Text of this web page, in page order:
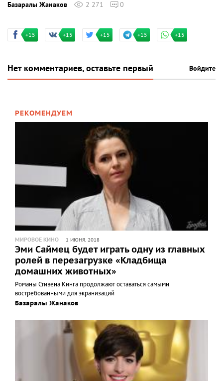
Базаралы Жанаков
2 271 0
+15 +15 +15 +15 +15
Нет комментариев, оставьте первый Войдите
РЕКОМЕНДУЕМ
МИРОВОЕ КИНО 1 ИЮНЯ, 2018
Эми Саймец будет играть одну из главных
ролей в перезагрузке «Кладбища
домашних животных»
Романы Стивена Кинга продолжают оставаться самыми
востребованными для экранизаций
Базаралы Жанаков